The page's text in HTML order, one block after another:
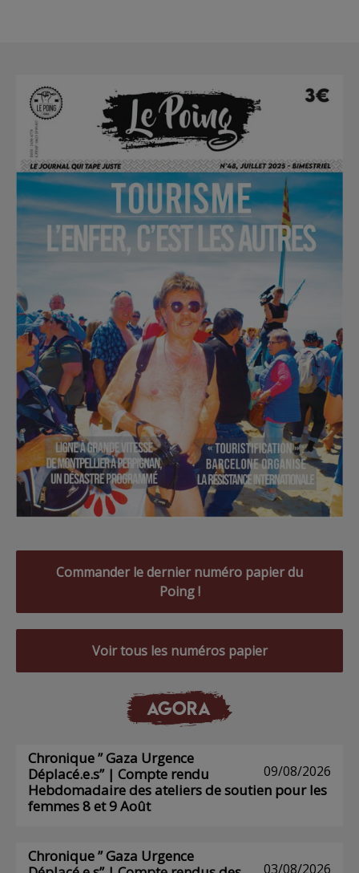
Commander le dernier numéro papier du
Poing !
Voir tous les numéros papier
AGORA
09/08/2026
Chronique ” Gaza Urgence
Déplacé.e.s” | Compte rendu
Hebdomadaire des ateliers de soutien pour les
femmes 8 et 9 Août
03/08/2026
Chronique ” Gaza Urgence